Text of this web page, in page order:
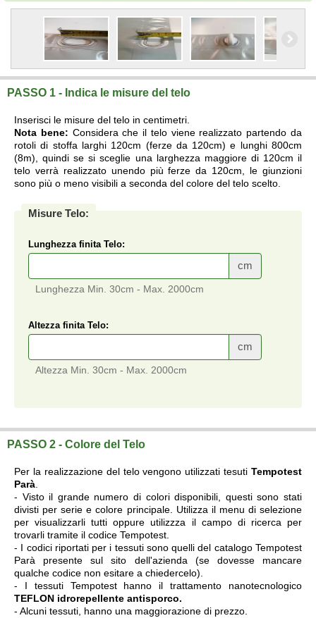
PASSO 1 - Indica le misure del telo
Inserisci le misure del telo in centimetri.
Nota bene: Considera che il telo viene realizzato partendo da
rotoli di stoffa larghi 120cm (ferze da 120cm) e lunghi 800cm
(8m), quindi se si sceglie una larghezza maggiore di 120cm il
telo verrà realizzato unendo più ferze da 120cm, le giunzioni
sono più o meno visibili a seconda del colore del telo scelto.
Misure Telo:
Lunghezza finita Telo:
cm
Lunghezza Min. 30cm - Max. 2000cm
Altezza finita Telo:
cm
Altezza Min. 30cm - Max. 2000cm
PASSO 2 - Colore del Telo
Per la realizzazione del telo vengono utilizzati tesuti Tempotest
Parà.
- Visto il grande numero di colori disponibili, questi sono stati
divisti per serie e colore principale. Utilizza il menu di selezione
per visualizzarli tutti oppure utilizzza il campo di ricerca per
trovarli tramite il codice Tempotest.
- I codici riportati per i tessuti sono quelli del catalogo Tempotest
Parà presente sul sito dell'azienda (se dovesse mancare
qualche codice non esitare a chiedercelo).
- I tessuti Tempotest hanno il trattamento nanotecnologico
TEFLON idrorepellente antisporco.
- Alcuni tessuti, hanno una maggiorazione di prezzo.